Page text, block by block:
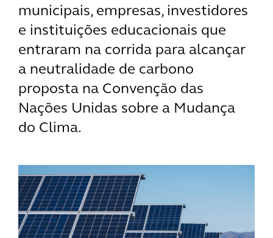
municipais, empresas, investidores
e instituições educacionais que
entraram na corrida para alcançar
a neutralidade de carbono
proposta na Convenção das
Nações Unidas sobre a Mudança
do Clima.